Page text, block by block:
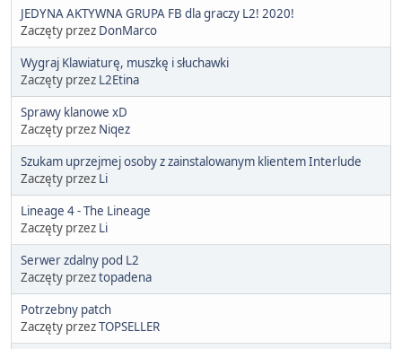
JEDYNA AKTYWNA GRUPA FB dla graczy L2! 2020!
Zaczęty przez DonMarco
Wygraj Klawiaturę, muszkę i słuchawki
Zaczęty przez L2Etina
Sprawy klanowe xD
Zaczęty przez Niqez
Szukam uprzejmej osoby z zainstalowanym klientem Interlude
Zaczęty przez Li
Lineage 4 - The Lineage
Zaczęty przez Li
Serwer zdalny pod L2
Zaczęty przeztopadena
Potrzebny patch
Zaczęty przezTOPSELLER